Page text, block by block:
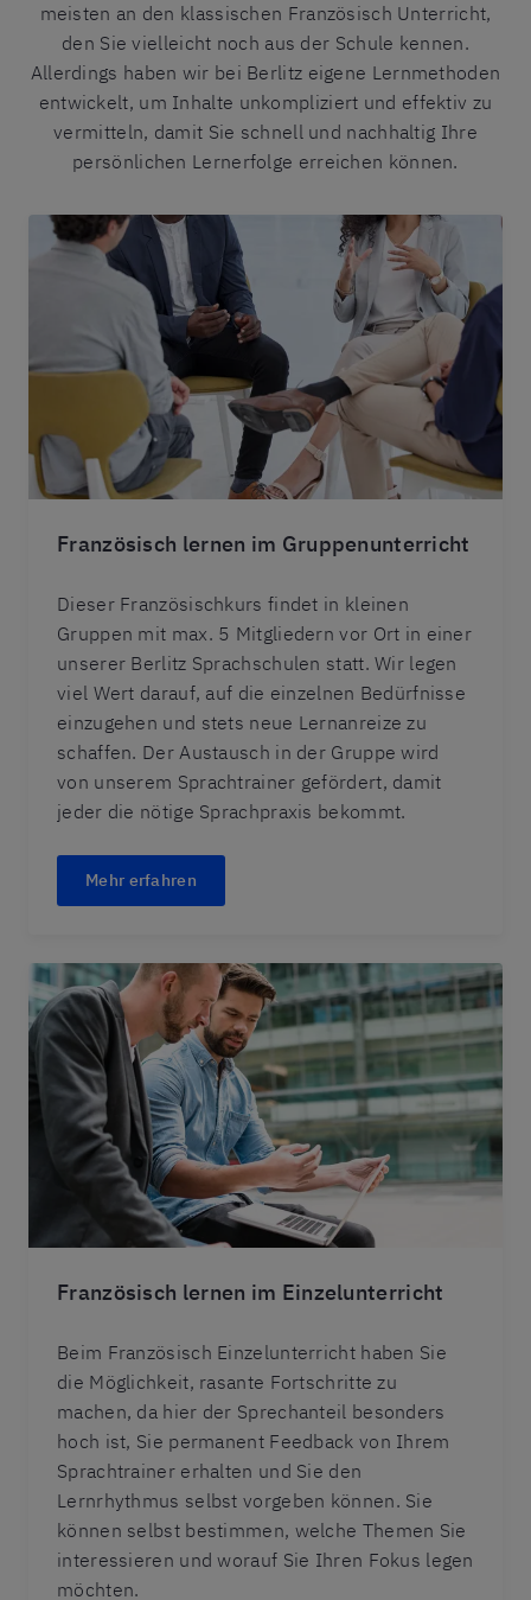
meisten an den klassischen Französisch Unterricht,
den Sie vielleicht noch aus der Schule kennen.
Allerdings haben wir bei Berlitz eigene Lernmethoden
entwickelt, um Inhalte unkompliziert und effektiv zu
vermitteln, damit Sie schnell und nachhaltig Ihre
persönlichen Lernerfolge erreichen können.
Französisch lernen im Gruppenunterricht
Dieser Französischkurs findet in kleinen
Gruppen mit max. 5 Mitgliedern vor Ort in einer
unserer Berlitz Sprachschulen statt. Wir legen
viel Wert darauf, auf die einzelnen Bedürfnisse
einzugehen und stets neue Lernanreize zu
schaffen. Der Austausch in der Gruppe wird
von unserem Sprachtrainer gefördert, damit
jeder die nötige Sprachpraxis bekommt.
Mehr erfahren
Französisch lernen im Einzelunterricht
Beim Französisch Einzelunterricht haben Sie
die Möglichkeit, rasante Fortschritte zu
machen, da hier der Sprechanteil besonders
hoch ist, Sie permanent Feedback von Ihrem
Sprachtrainer erhalten und Sie den
Lernrhythmus selbst vorgeben können. Sie
können selbst bestimmen, welche Themen Sie
interessieren und worauf Sie Ihren Fokus legen
möchten.